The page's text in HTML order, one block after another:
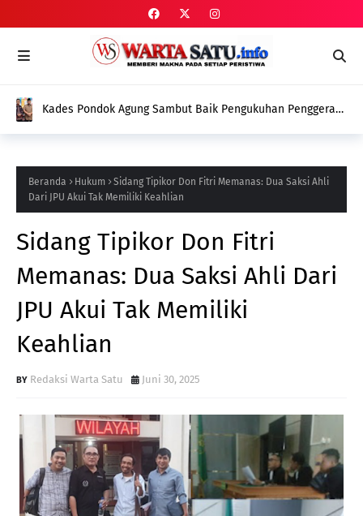
Kades Pondok Agung Sambut Baik Pengukuhan Penggerak
Beranda Hukum
Sidang Tipikor Don Fitri Memanas: Dua Saksi Ahli
Dari JPU Akui Tak Memiliki Keahlian
Sidang Tipikor Don Fitri
Memanas: Dua Saksi Ahli Dari
JPU Akui Tak Memiliki
Keahlian
Redaksi Warta Satu Juni 30, 2025